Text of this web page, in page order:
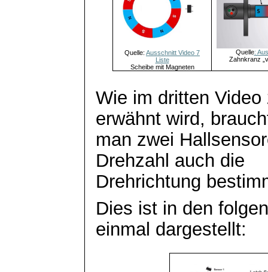
Quelle: Ausschnitt Video 7
Liste
Scheibe mit Magneten
Quelle:
Zahnkranz
Wie im dritten
erwähnt wird,
man zwei
Drehzahl auch die
Drehrichtung
Dies ist in den
einmal dargestellt: